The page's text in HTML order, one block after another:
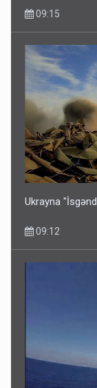
09:15
Ukrayna
09:12